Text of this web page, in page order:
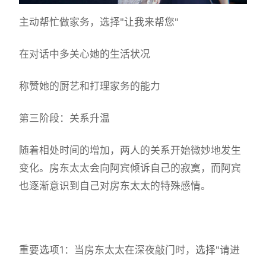
主动帮忙做家务，选择"让我来帮您"
在对话中多关心她的生活状况
称赞她的厨艺和打理家务的能力
第三阶段：关系升温
随着相处时间的增加，两人的关系开始微妙地发生
变化。房东太太会向阿宾倾诉自己的寂寞，而阿宾
也逐渐意识到自己对房东太太的特殊感情。
重要选项1：当房东太太在深夜敲门时，选择"请进